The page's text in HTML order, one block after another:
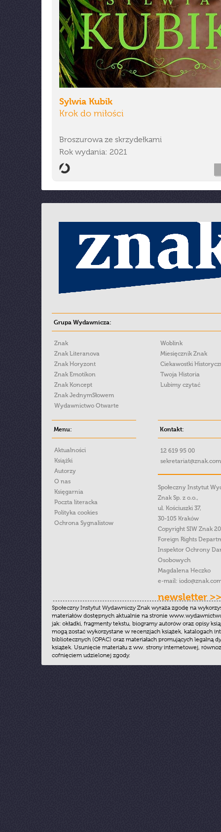
Sylwia Kubik
Krok do miłości
Broszurowa ze skrzydełkami
Rok wydania: 2021
Grupa Wydawnicza:
Znak
Znak Literanova
Znak Horyzont
Znak Emotikon
Znak Koncept
Znak JednymSłowem
Wydawnictwo Otwarte
Woblink
Miesięcznik Znak
Ciekawostki
Twoja Historia
Lubimy czytać
Menu:
Aktualności
Książki
Autorzy
O nas
Księgarnia
Poczta literacka
Polityka cookies
Ochrona Sygnalistow
Kontakt:
12 619 95 00
Społeczny Instytut
Znak Sp. z o.o.,
ul. Kościuszki 37,
30-105 Kraków
Copyright SIW Znak
Foreign Rights
Inspektor Ochrony
Osobowych
Magdalena Heczko
e-mail:
newsletter >>
Społeczny Instytut Wydawniczy Znak wyraża zgodę na
materiałów dostępnych aktualnie na stronie
jak: okładki, fragmenty tekstu, biogramy autorów oraz opisy
mogą zostać wykorzystane w recenzjach książek, katalogach
bibliotecznych (OPAC) oraz materiałach promujących legalną
książek. Usunięcie materiału z ww. strony internetowej,
cofnięciem udzielonej zgody.